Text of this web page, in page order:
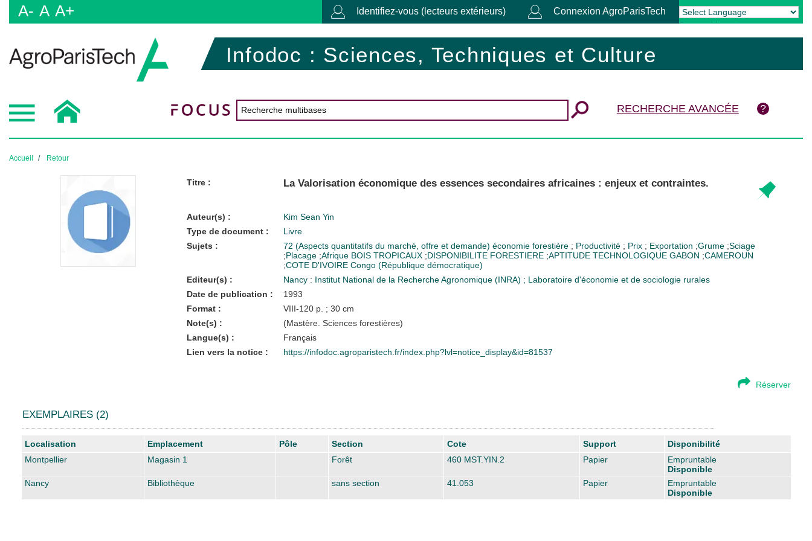
A- A A+ Identifiez-vous (lecteurs extérieurs) Connexion AgroParisTech
Powered by Translate
Infodoc : Sciences, Techniques et Culture
RECHERCHE AVANCÉE
Accueil Retour
Titre : La Valorisation économique des essences secondaires africaines : enjeux et contraintes.
Auteur(s) :
Kim Sean Yin
Type de document :
Livre
Sujets :
72 (Aspects quantitatifs du marché, offre et demande) économie forestière ; Productivité ; Prix ; Exportation ;Grume ;Sciage
;Placage ;Afrique BOIS TROPICAUX ;DISPONIBILITE FORESTIERE ;APTITUDE TECHNOLOGIQUE GABON ;CAMEROUN
;COTE D'IVOIRE Congo (République démocratique)
Editeur(s) :
Nancy : Institut National de la Recherche Agronomique (INRA) ; Laboratoire d'économie et de sociologie rurales
Date de publication :
1993
Format :
VIII-120 p. ; 30 cm
Note(s) :
(Mastère. Sciences forestières)
Langue(s) :
Français
Lien vers la notice :
https://infodoc.agroparistech.fr/index.php?lvl=notice_display&id=81537
Réserver
EXEMPLAIRES (2)
Liste des exemplaires
Localisation Emplacement Pôle Section Cote Support
Disponibilité
Montpellier
Magasin 1 Forêt 460 MST.YIN.2 Papier
Empruntable
Disponible
Nancy
Bibliothèque sans section 41.053 Papier
Empruntable
Disponible